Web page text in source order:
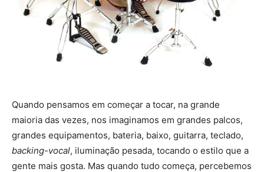
Quando pensamos em começar a tocar, na grande
maioria das vezes, nos imaginamos em grandes palcos,
grandes equipamentos, bateria, baixo, guitarra, teclado,
backing-vocal, iluminação pesada, tocando o estilo que a
gente mais gosta. Mas quando tudo começa, percebemos